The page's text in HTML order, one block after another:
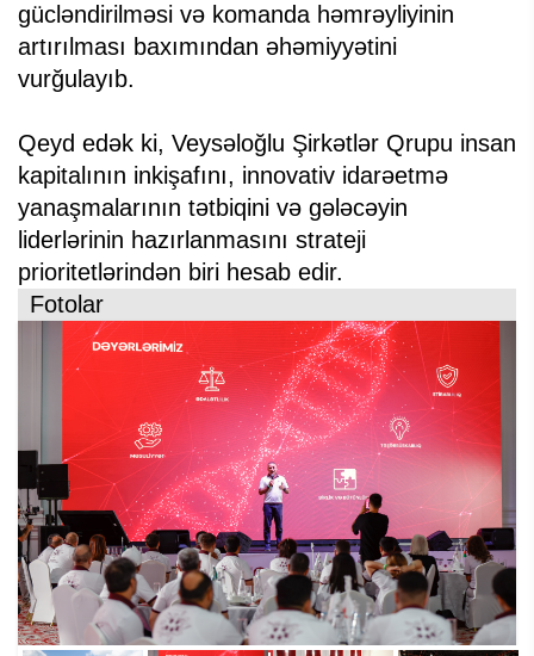
gücləndirilməsi və komanda həmrəyliyinin
artırılması baxımından əhəmiyyətini
vurğulayıb.
Qeyd edək ki, Veysəloğlu Şirkətlər Qrupu insan
kapitalının inkişafını, innovativ idarəetmə
yanaşmalarının tətbiqini və gələcəyin
liderlərinin hazırlanmasını strateji
prioritetlərindən biri hesab edir.
Fotolar